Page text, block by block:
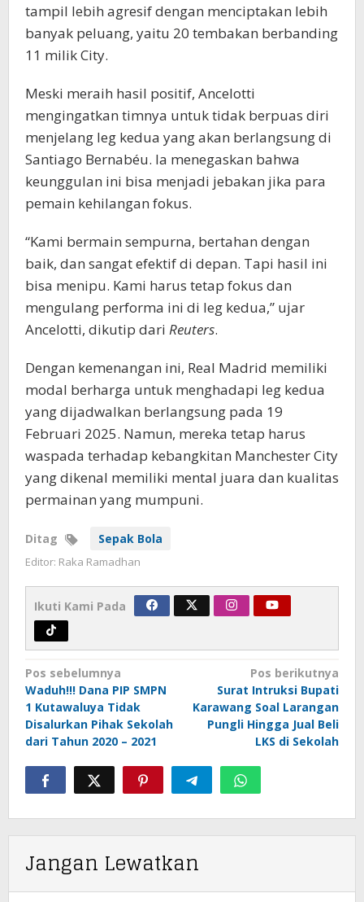
tampil lebih agresif dengan menciptakan lebih
banyak peluang, yaitu 20 tembakan berbanding
11 milik City.
Meski meraih hasil positif, Ancelotti
mengingatkan timnya untuk tidak berpuas diri
menjelang leg kedua yang akan berlangsung di
Santiago Bernabéu. Ia menegaskan bahwa
keunggulan ini bisa menjadi jebakan jika para
pemain kehilangan fokus.
“Kami bermain sempurna, bertahan dengan
baik, dan sangat efektif di depan. Tapi hasil ini
bisa menipu. Kami harus tetap fokus dan
mengulang performa ini di leg kedua,” ujar
Ancelotti, dikutip dari Reuters.
Dengan kemenangan ini, Real Madrid memiliki
modal berharga untuk menghadapi leg kedua
yang dijadwalkan berlangsung pada 19
Februari 2025. Namun, mereka tetap harus
waspada terhadap kebangkitan Manchester City
yang dikenal memiliki mental juara dan kualitas
permainan yang mumpuni.
Ditag Sepak Bola
Editor: Raka Ramadhan
Ikuti Kami Pada
Navigasi
pos
Pos sebelumnya
Waduh!!! Dana PIP SMPN
1 Kutawaluya Tidak
Disalurkan Pihak Sekolah
dari Tahun 2020 – 2021
Pos berikutnya
Surat Intruksi Bupati
Karawang Soal Larangan
Pungli Hingga Jual Beli
LKS di Sekolah
Jangan Lewatkan